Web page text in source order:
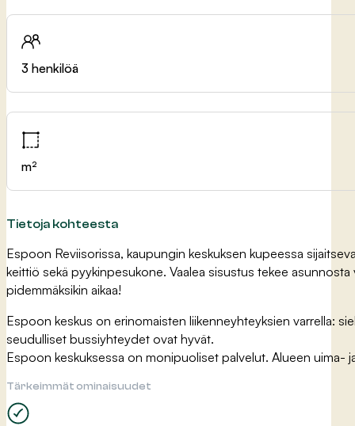
3 henkilöä
m²
Tietoja kohteesta
Espoon Reviisorissa, kaupungin keskuksen kupeessa
keittiö sekä pyykinpesukone. Vaalea sisustus tekee
pidemmäksikin aikaa!
Espoon keskus on erinomaisten liikenneyhteyksien varrella:
seudulliset bussiyhteydet ovat hyvät.
Espoon keskuksessa on monipuoliset palvelut. Alueen uima-
Tärkeimmät ominaisuudet